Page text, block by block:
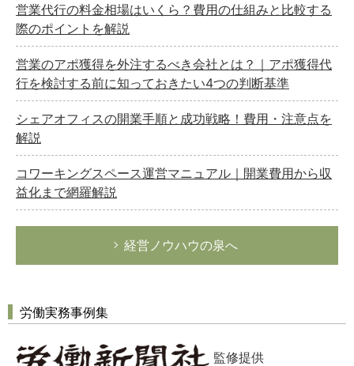
営業代行の料金相場はいくら？費用の仕組みと比較する
際のポイントを解説
営業のアポ獲得を外注するべき会社とは？｜アポ獲得代
行を検討する前に知っておきたい4つの判断基準
シェアオフィスの開業手順と成功戦略！費用・注意点を
解説
コワーキングスペース運営マニュアル｜開業費用から収
益化まで網羅解説
経営ノウハウの泉へ
労働実務事例集
監修提供